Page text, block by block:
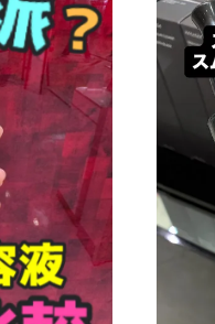
スリフト
マモイスト